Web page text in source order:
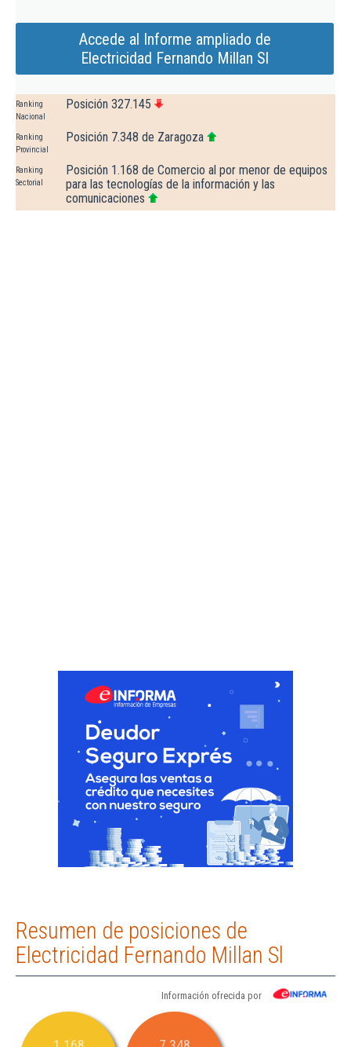
Accede al Informe ampliado de
Electricidad Fernando Millan Sl
Ranking
Nacional
Posición 327.145
Ranking
Provincial
Posición 7.348 de Zaragoza
Ranking
Sectorial
Posición 1.168 de Comercio al por menor de equipos
para las tecnologías de la información y las
comunicaciones
Resumen de posiciones de
Electricidad Fernando Millan Sl
Información ofrecida por